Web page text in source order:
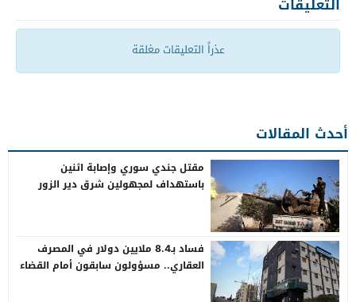
عذراً التعليقات مغلقة
أحدث المقالات
مقتل جندي سوري وإصابة اثنين
باستهداف لمجهولين شرق دير الزور
فساد بـ8.4 ملايين دولار في المصرف
العقاري.. مسؤولون سابقون أمام القضاء